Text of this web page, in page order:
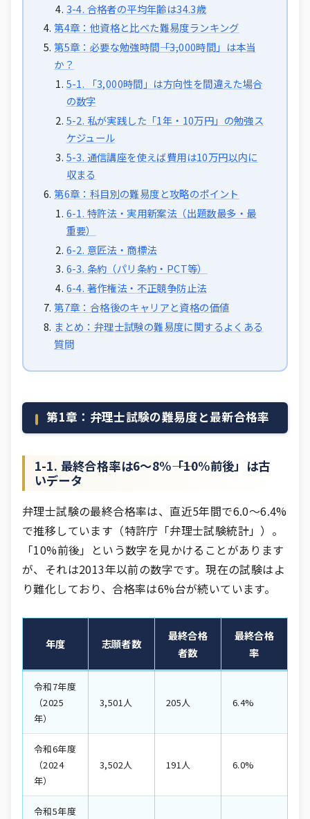
3-4. 合格者の平均年齢は34.3歳
第4章：他資格と比べた難易度ランキング
第5章：必要な勉強時間――「3,000時間」は本当
か？
5-1. 「3,000時間」は方向性を間違えた場合
の数字
5-2. 私が実践した「1年・10万円」の勉強ス
ケジュール
5-3. 通信講座を使えば費用は10万円以内に
収まる
第6章：科目別の難易度と攻略のポイント
6-1. 特許法・実用新案法（出題数最多・最
重要）
6-2. 意匠法・商標法
6-3. 条約（パリ条約・PCT等）
6-4. 著作権法・不正競争防止法
第7章：合格後のキャリアと資格の価値
まとめ：弁理士試験の難易度に関するよくある
質問
第1章：弁理士試験の難易度と最新合格率
1-1. 最終合格率は6〜8%――「10%前後」は古
いデータ
弁理士試験の最終合格率は、直近5年間で6.0〜6.4%
で推移しています（特許庁「弁理士試験統計」）。
「10%前後」という数字を見かけることがあります
が、それは2013年以前の数字です。現在の試験はよ
り難化しており、合格率は6%台が続いています。
年度 志願者数
最終合格
者数
最終合格
率
令和7年度
（2025
年）
3,501人 205人 6.4%
令和6年度
（2024
年）
3,502人 191人 6.0%
令和5年度